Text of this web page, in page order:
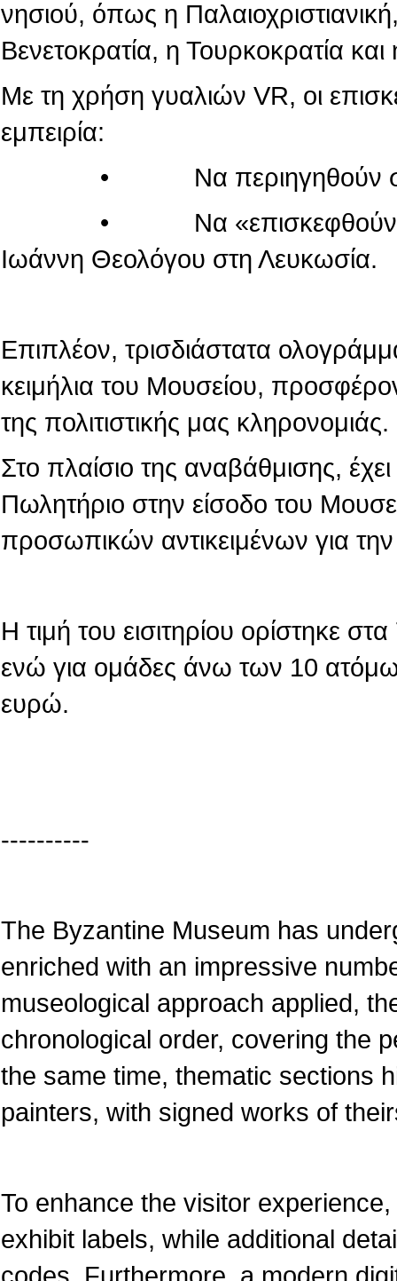
νησιού, όπως η
Βενετοκρατία, η Τουρκοκρατία
Με τη χρήση γυαλιών VR, οι
εμπειρία:
• Να περιηγηθούν στον
• Να «επισκεφθούν» τον
Ιωάννη Θεολόγου στη Λευκωσία.
Επιπλέον, τρισδιάστατα
κειμήλια του Μουσείου,
της πολιτιστικής μας κληρονομιάς.
Στο πλαίσιο της αναβάθμισης,
Πωλητήριο στην είσοδο του
προσωπικών αντικειμένων για
Η τιμή του εισιτηρίου ορίστηκε
ενώ για ομάδες άνω των 10
ευρώ.
----------
The Byzantine Museum has
enriched with an impressive
museological approach applied,
chronological order, covering the
the same time, thematic sections
painters, with signed works of
To enhance the visitor
exhibit labels, while additional